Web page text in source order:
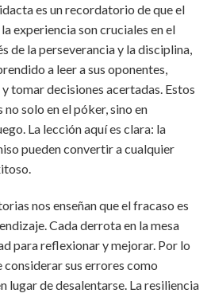
es un recordatorio de que el
experiencia son cruciales en el
de la perseverancia y la disciplina,
a leer a sus oponentes,
tomar decisiones acertadas. Estos
solo en el póker, sino en
La lección aquí es clara: la
pueden convertir a cualquier
nos enseñan que el fracaso es
Cada derrota en la mesa
para reflexionar y mejorar. Por lo
sus errores como
lugar de desalentarse. La resiliencia